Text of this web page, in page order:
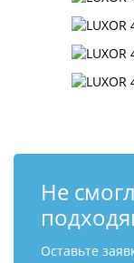
Не
Оставьте